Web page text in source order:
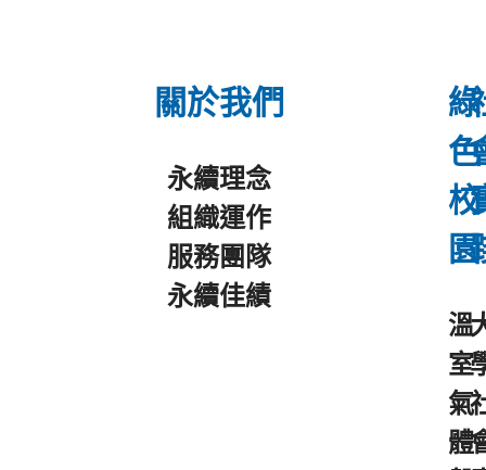
關於我們
永續理念
組織運作
服務團隊
永續佳績
綠
色
校
園
溫
室
氣
體